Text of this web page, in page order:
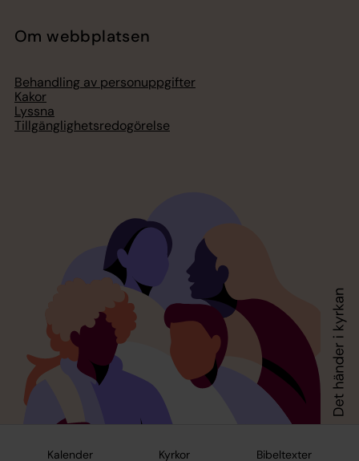
Kalender Kyrkor Bibeltexter
Om webbplatsen
Behandling av personuppgifter
Kakor
Lyssna
Tillgänglighetsredogörelse